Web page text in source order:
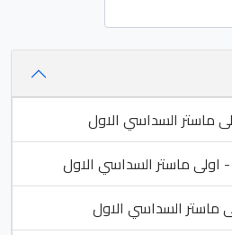
ماستر السداسي الاول
اولى ماستر السداسي الاول
السداسي الاول